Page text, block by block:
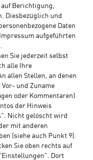
auf Berichtigung,
Diesbezüglich und
Daten
aufgeführten
Sie jederzeit selbst
alle Ihre
allen Stellen, an denen
und Zuname
oder Kommentaren)
der Hinweis
Nicht gelöscht wird
mit anderen
(siehe auch Punkt 9).
Sie oben rechts auf
Dort